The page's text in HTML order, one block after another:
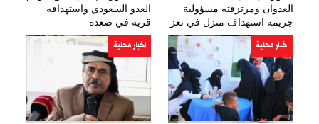
العدوان ومرتزقته مسؤولية
جريمة استهداف منزل في تعز
العدو السعودي واستهدافه
قرية في صعدة
اخبار محلية اخبار محلية